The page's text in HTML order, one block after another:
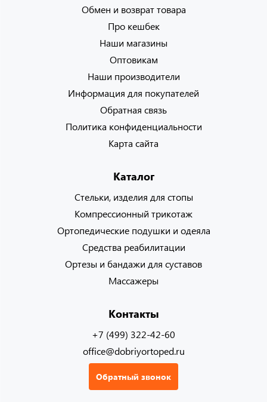
Обмен и возврат товара
Про кешбек
Наши магазины
Оптовикам
Наши производители
Информация для покупателей
Обратная связь
Политика конфиденциальности
Карта сайта
Каталог
Стельки, изделия для стопы
Компрессионный трикотаж
Ортопедические подушки и одеяла
Средства реабилитации
Ортезы и бандажи для суставов
Массажеры
Контакты
+7 (499) 322-42-60
office@dobriyortoped.ru
Обратный звонок